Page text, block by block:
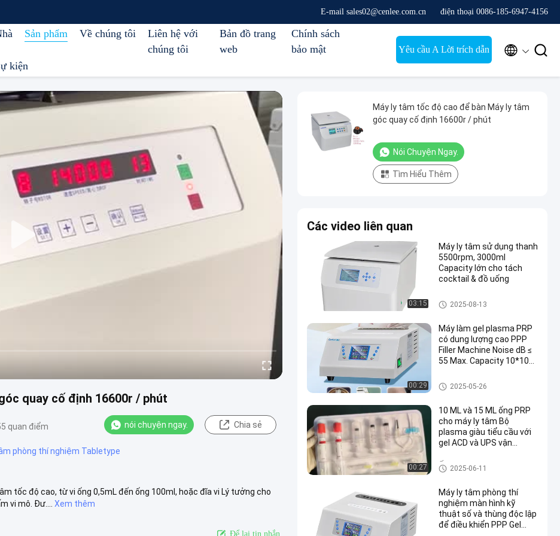
E-mail sales02@cenlee.com.cn điện thoại 0086-185-6947-4156
Sản phẩm Về chúng tôi
Liên hệ với
chúng tôi
Bản đồ trang
web
Chính sách
bảo mật
kiện
Yêu cầu A Lời trích dẫn  
quay cố định 16600r / phút
quan điểm nói chuyện ngay. Chia sẻ
phòng thí nghiệm Tabletype
tốc độ cao, từ vi ống 0,5mL đến ống 100ml, hoặc đĩa vi Lý tưởng cho
vi mô. Đư....
Xem thêm
Để lại tin nhắn.
Máy ly tâm tốc độ cao để bàn Máy ly tâm
góc quay cố định 16600r / phút
Nói Chuyện Ngay.
Tìm Hiểu Thêm
Các video liên quan
03:15
Máy ly tâm sử dụng thanh
5500rpm, 3000ml
Capacity lớn cho tách
cocktail & đồ uống
Máy ly tâm PRP
2025-08-13
00:29
Máy làm gel plasma PRP
có dung lượng cao PPP
Filler Machine Noise dB ≤
55 Max. Capacity 10*10
máy ly tâm phòng thí nghiệm
2025-05-26
00:27
10 ML và 15 ML ống PRP
cho máy ly tâm Bộ
plasma giàu tiểu cầu với
gel ACD và UPS vận
Ống ly tâm Polypropylene
2025-06-11
Máy ly tâm phòng thí
nghiệm màn hình kỹ
thuật số và thùng độc lập
để điều khiển PPP Gel